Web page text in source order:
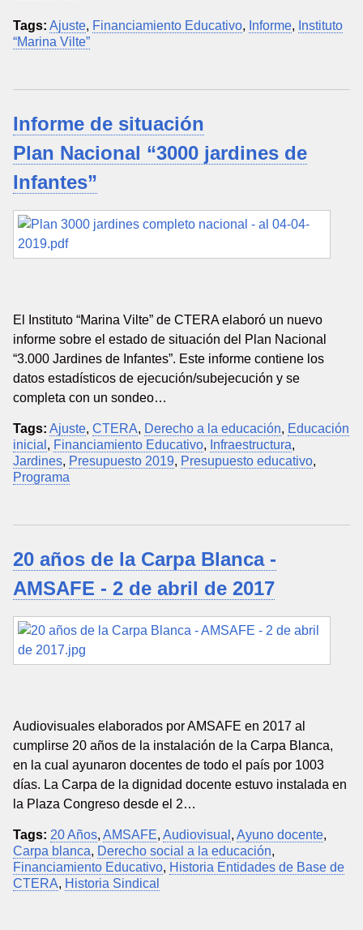
Tags: Ajuste, Financiamiento Educativo, Informe, Instituto
“Marina Vilte”
Informe de situación
Plan Nacional “3000 jardines de
Infantes”
El Instituto “Marina Vilte” de CTERA elaboró un nuevo
informe sobre el estado de situación del Plan Nacional
“3.000 Jardines de Infantes”. Este informe contiene los
datos estadísticos de ejecución/subejecución y se
completa con un sondeo…
Tags: Ajuste, CTERA, Derecho a la educación, Educación
inicial , Financiamiento Educativo, Infraestructura,
Jardines, Presupuesto 2019, Presupuesto educativo,
Programa
20 años de la Carpa Blanca -
AMSAFE - 2 de abril de 2017
Audiovisuales elaborados por AMSAFE en 2017 al
cumplirse 20 años de la instalación de la Carpa Blanca,
en la cual ayunaron docentes de todo el país por 1003
días. La Carpa de la dignidad docente estuvo instalada en
la Plaza Congreso desde el 2…
Tags: 20 Años, AMSAFE, Audiovisual , Ayuno docente,
Carpa blanca, Derecho social a la educación,
Financiamiento Educativo, Historia Entidades de Base de
CTERA, Historia Sindical